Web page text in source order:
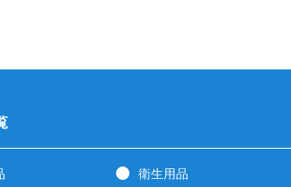
衛生用品